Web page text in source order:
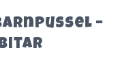
–
bitar